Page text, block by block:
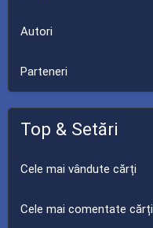
Autori
Parteneri
Top & Setări
Cele mai vândute cărți
Cele mai comentate cărți